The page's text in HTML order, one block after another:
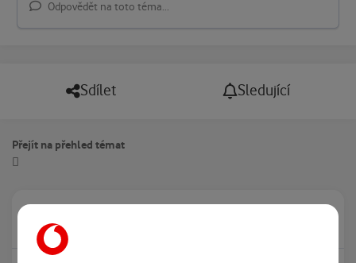
Odpovědět na toto téma...
Sdílet Sledující
Přejít na přehled témat
Právě prohlíží tuto stránku